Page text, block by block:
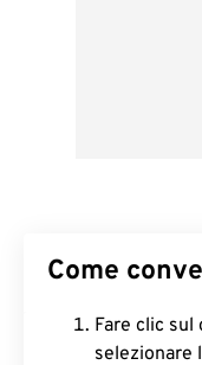
Come
Fare clic sul
selezionare